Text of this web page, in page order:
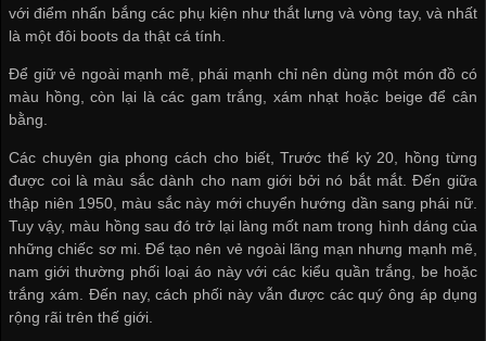
với điểm nhấn bắng các phụ kiện như thắt lưng và vòng tay, và nhất
là một đôi boots da thật cá tính.
Để giữ vẻ ngoài mạnh mẽ, phái mạnh chỉ nên dùng một món đồ có
màu hồng, còn lại là các gam trắng, xám nhạt hoặc beige để cân
bằng.
Các chuyên gia phong cách cho biết, Trước thế kỷ 20, hồng từng
được coi là màu sắc dành cho nam giới bởi nó bắt mắt. Đến giữa
thập niên 1950, màu sắc này mới chuyển hướng dần sang phái nữ.
Tuy vậy, màu hồng sau đó trở lại làng mốt nam trong hình dáng của
những chiếc sơ mi. Để tạo nên vẻ ngoài lãng mạn nhưng mạnh mẽ,
nam giới thường phối loại áo này với các kiểu quần trắng, be hoặc
trắng xám. Đến nay, cách phối này vẫn được các quý ông áp dụng
rộng rãi trên thế giới.